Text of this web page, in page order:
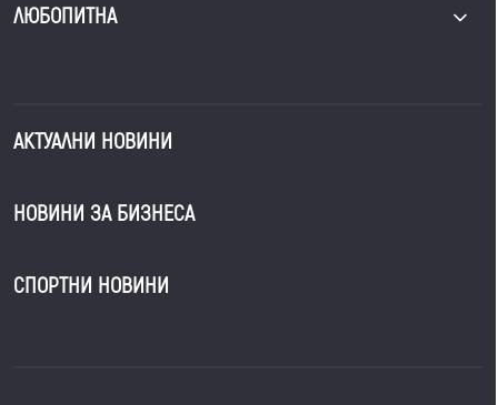
ЛЮБОПИТНА
АКТУАЛНИ НОВИНИ
НОВИНИ ЗА БИЗНЕСА
СПОРТНИ НОВИНИ